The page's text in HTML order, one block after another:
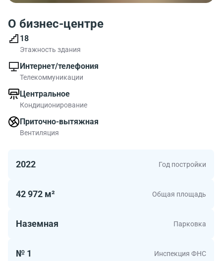
О бизнес-центре
18
Этажность здания
Интернет/телефония
Телекоммуникации
Центральное
Кондиционирование
Приточно-вытяжная
Вентиляция
2022 Год постройки
42 972 м² Общая площадь
Наземная Парковка
№ 1 Инспекция ФНС